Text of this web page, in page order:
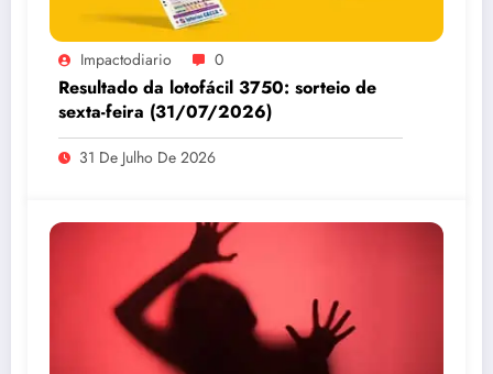
Impactodiario 0
Resultado da lotofácil 3750: sorteio de
sexta-feira (31/07/2026)
31 De Julho De 2026